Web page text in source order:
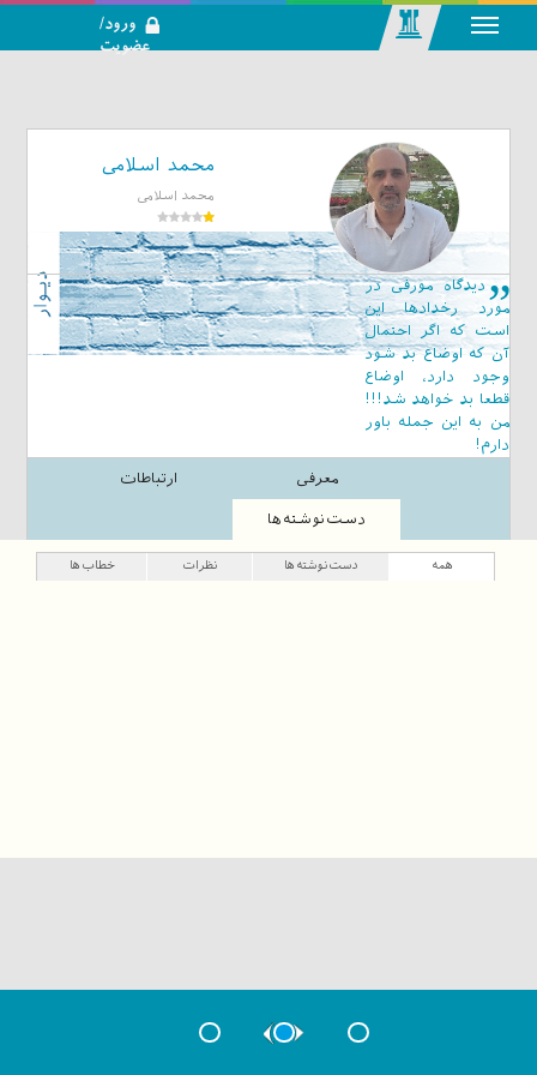
تحلیلی بازار
ورود/
عضویت
محمد اسلامی
محمد اسلامی
دیدگاه مورفی در
مورد رخدادها این
است که اگر احتمال
آن که اوضاع بد شود
وجود دارد، اوضاع
قطعا بد خواهد شد!!!
من به این جمله باور
دارم!
معرفی
ارتباطات
دست‌نوشته‌ها
همه دست‌نوشته‌ها نظرات خطاب‌ها